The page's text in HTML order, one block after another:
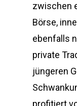
zwischen
Börse,
ebenfalls
private
jüngeren
profitiert